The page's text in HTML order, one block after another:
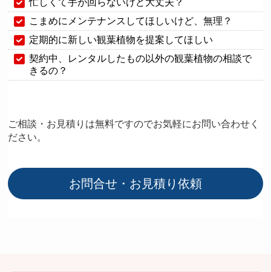
忙しくて手が回らないけど大丈夫？
こまめにメンテナンスしてほしいけど、無理？
定期的に新しい観葉植物を提案してほしい
契約中、レンタルしたもの以外の観葉植物の相談で
きるの？
ご相談・お見積りは無料ですのでお気軽にお問い合わせく
ださい。
お問合せ・お見積り依頼